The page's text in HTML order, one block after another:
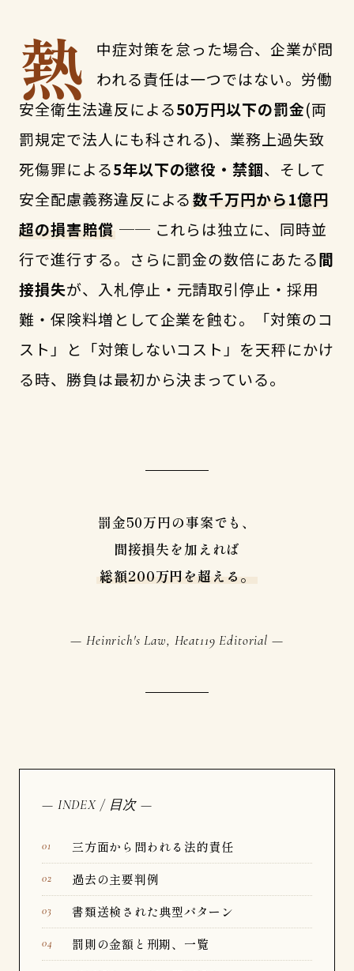
熱
中症対策を怠った場合、企業が問
われる責任は一つではない。労働
安全衛生法違反による50万円以下の罰金(両
罰規定で法人にも科される)、業務上過失致
死傷罪による5年以下の懲役・禁錮、そして
安全配慮義務違反による 数千万円から1億円
超の損害賠償 ── これらは独立に、同時並
行で進行する。さらに罰金の数倍にあたる間
接損失が、入札停止・元請取引停止・採用
難・保険料増として企業を蝕む。「対策のコ
スト」と「対策しないコスト」を天秤にかけ
る時、勝負は最初から決まっている。
罰金50万円の事案でも、
間接損失を加えれば
総額200万円を超える。
— Heinrich's Law, Heat119 Editorial —
— INDEX / 目次 —
三方面から問われる法的責任
過去の主要判例
書類送検された典型パターン
罰則の金額と刑期、一覧